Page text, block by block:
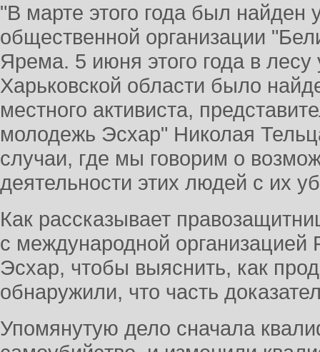
"В марте этого года был найден
общественной организации
Ярема. 5 июня этого года в
Харьковской области было
местного активиста,
молодежь Эсхар" Николая
случаи, где мы говорим о
деятельности этих людей с их
Как рассказывает
с международной организацией
Эсхар, чтобы выяснить, как
обнаружили, что часть
Упомянутую дело сначала